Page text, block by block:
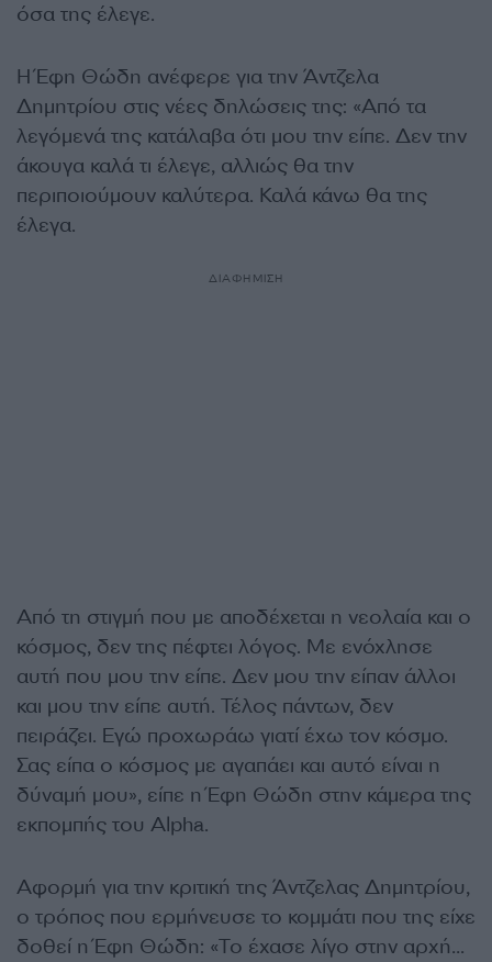
όσα της έλεγε.
Η Έφη Θώδη ανέφερε για την Άντζελα
Δημητρίου στις νέες δηλώσεις της: «Από τα
λεγόμενά της κατάλαβα ότι μου την είπε. Δεν την
άκουγα καλά τι έλεγε, αλλιώς θα την
περιποιούμουν καλύτερα. Καλά κάνω θα της
έλεγα.
ΔΙΑΦΗΜΙΣΗ
Από τη στιγμή που με αποδέχεται η νεολαία και ο
κόσμος, δεν της πέφτει λόγος. Με ενόχλησε
αυτή που μου την είπε. Δεν μου την είπαν άλλοι
και μου την είπε αυτή. Τέλος πάντων, δεν
πειράζει. Εγώ προχωράω γιατί έχω τον κόσμο.
Σας είπα ο κόσμος με αγαπάει και αυτό είναι η
δύναμή μου», είπε η Έφη Θώδη στην κάμερα της
εκπομπής του Alpha.
Αφορμή για την κριτική της Άντζελας Δημητρίου,
ο τρόπος που ερμήνευσε το κομμάτι που της είχε
δοθεί η Έφη Θώδη: «Το έχασε λίγο στην αρχή…